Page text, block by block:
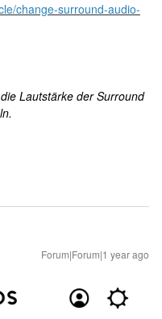
change-surround-audio-
Lautstärke der Surround
Forum|Forum|1 year ago